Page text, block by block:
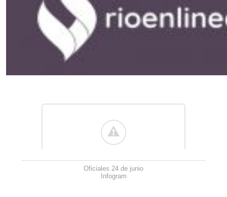
Oficiales 24 de junio
Infogram